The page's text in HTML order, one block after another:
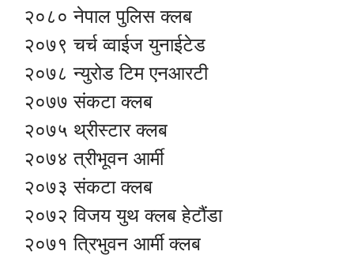
२०८० नेपाल पुलिस क्लब
२०७९ चर्च व्वाईज युनाईटेड
२०७८ न्युरोड टिम एनआरटी
२०७७ संकटा क्लब
२०७५ थ्रीस्टार क्लब
२०७४ त्रीभूवन आर्मी
२०७३ संकटा क्लब
२०७२ विजय युथ क्लब हेटौंडा
२०७१ त्रिभुवन आर्मी क्लब